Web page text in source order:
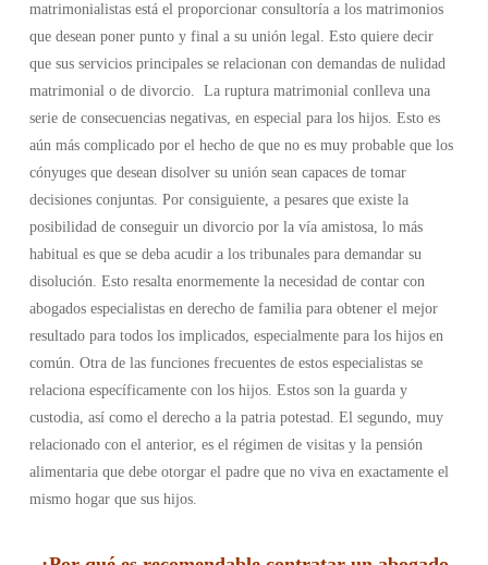
matrimonialistas está el proporcionar consultoría a los matrimonios
que desean poner punto y final a su unión legal. Esto quiere decir
que sus servicios principales se relacionan con demandas de nulidad
matrimonial o de divorcio. La ruptura matrimonial conlleva una
serie de consecuencias negativas, en especial para los hijos. Esto es
aún más complicado por el hecho de que no es muy probable que los
cónyuges que desean disolver su unión sean capaces de tomar
decisiones conjuntas. Por consiguiente, a pesares que existe la
posibilidad de conseguir un divorcio por la vía amistosa, lo más
habitual es que se deba acudir a los tribunales para demandar su
disolución. Esto resalta enormemente la necesidad de contar con
abogados especialistas en derecho de familia para obtener el mejor
resultado para todos los implicados, especialmente para los hijos en
común. Otra de las funciones frecuentes de estos especialistas se
relaciona específicamente con los hijos. Estos son la guarda y
custodia, así como el derecho a la patria potestad. El segundo, muy
relacionado con el anterior, es el régimen de visitas y la pensión
alimentaria que debe otorgar el padre que no viva en exactamente el
mismo hogar que sus hijos.